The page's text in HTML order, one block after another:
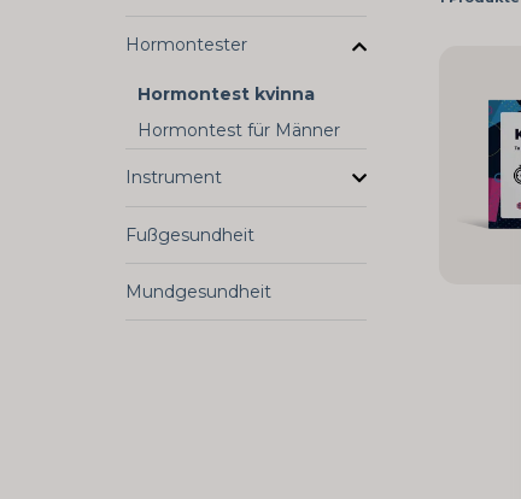
Hormontester
Hormontest kvinna
Hormontest für Männer
Instrument
Fußgesundheit
Mundgesundheit